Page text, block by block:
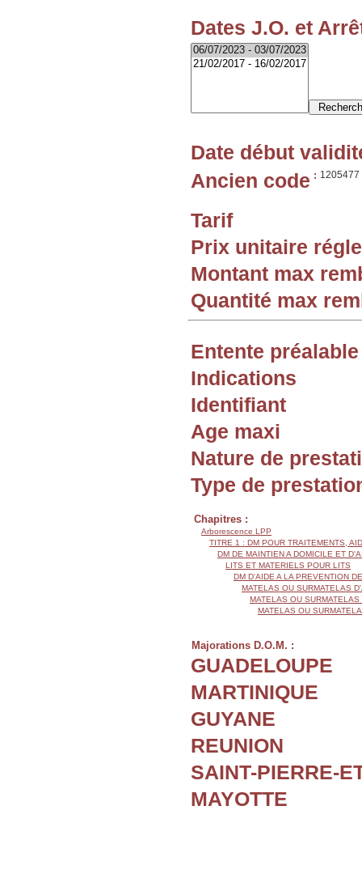
Dates J.O. et
Date début
Ancien code : 1205477
Tarif
Prix unitaire
Montant max
Quantité max
Entente préalable
Indications
Identifiant
Age maxi
Nature de
Type de
Chapitres :
Arborescence LPP
TITRE 1 : DM POUR TRAITEMENTS,
DM DE MAINTIEN A DOMICILE ET
LITS ET MATERIELS POUR LITS
DM D'AIDE A LA PREVENTION
MATELAS OU SURMATELAS
MATELAS OU
MATELAS OU
Majorations D.O.M. :
GUADELOUPE
MARTINIQUE
GUYANE
REUNION
SAINT-PIERRE-
MAYOTTE